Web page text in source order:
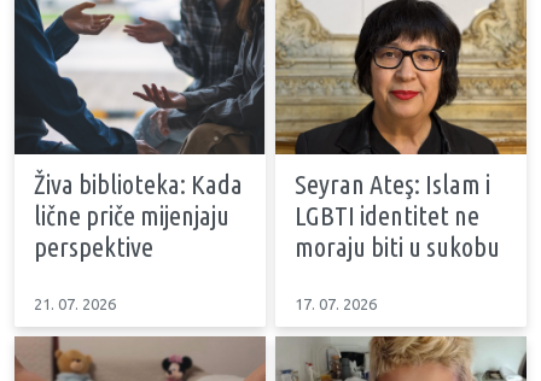
Živa biblioteka: Kada
lične priče mijenjaju
perspektive
21. 07. 2026
Seyran Ateş: Islam i
LGBTI identitet ne
moraju biti u sukobu
17. 07. 2026